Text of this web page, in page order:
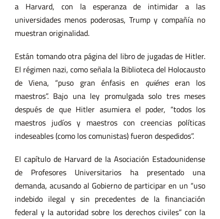
a Harvard, con la esperanza de intimidar a las
universidades menos poderosas, Trump y compañía no
muestran originalidad.
Están tomando otra página del libro de jugadas de Hitler.
El régimen nazi, como señala la Biblioteca del Holocausto
de Viena, “puso gran énfasis en quiéneseran los
maestros”. Bajo una ley promulgada solo tres meses
después de que Hitler asumiera el poder, “todos los
maestros judíos y maestros con creencias políticas
indeseables (como los comunistas) fueron despedidos”.
El capítulo de Harvard de la Asociación Estadounidense
de Profesores Universitarios ha presentado una
demanda, acusando al Gobierno de participar en un “uso
indebido ilegal y sin precedentes de la financiación
federal y la autoridad sobre los derechos civiles” con la